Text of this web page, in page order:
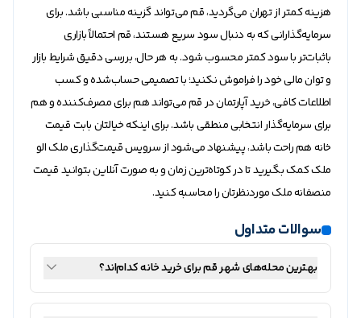
هزینه کمتر از تهران می‌گردید، قم می‌تواند گزینه مناسبی باشد. برای
سرمایه‌گذارانی که به دنبال سود سریع هستند، قم احتمالاً بازاری
باثبات‌تر با سود کمتر محسوب شود. به هر حال، بررسی دقیق شرایط بازار
و توان مالی خود را فراموش نکنید؛ با تصمیمی حساب‌شده و کسب
اطلاعات کافی، خرید آپارتمان در قم می‌تواند هم برای مصرف‌کننده و هم
برای سرمایه‌گذار انتخابی منطقی باشد. برای اینکه خیالتان بابت قیمت
خانه هم راحت باشد، پیشنهاد می‌شود از سرویس قیمت‌گذاری ملک الو
ملک کمک بگیرید تا در کوتاه‌ترین زمان و به صورت آنلاین بتوانید قیمت
منصفانه ملک موردنظرتان را محاسبه کنید.
سوالات متداول
بهترین محله‌های شهر قم برای خرید خانه کدام‌اند؟